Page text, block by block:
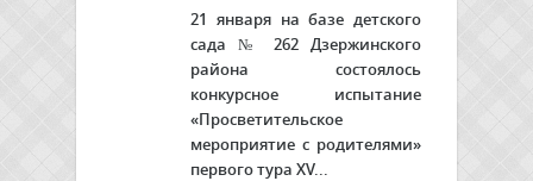
21 января на базе детского
сада № 262 Дзержинского
района состоялось
конкурсное испытание
«Просветительское
мероприятие с родителями»
первого тура XV...